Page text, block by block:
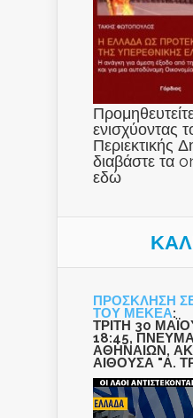
ενισχύοντας
Περιεκτικής
διαβάστε τα
εδώ
ΠΡΟΣΚΛΗΣΗ
ΤΟΥ ΜΕΚΕΑ:
ΤΡΙΤΗ 30
18:45,
ΑΘΗΝΑΙΩΝ,
ΑΙΘΟΥΣΑ "Α.